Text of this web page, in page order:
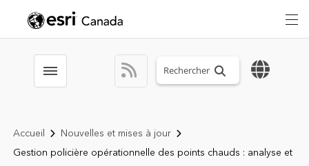
Toggle menubar Search sitewide
Accueil
Nouvelles et mises à jour
Gestion policière opérationnelle des points chauds : analyse et